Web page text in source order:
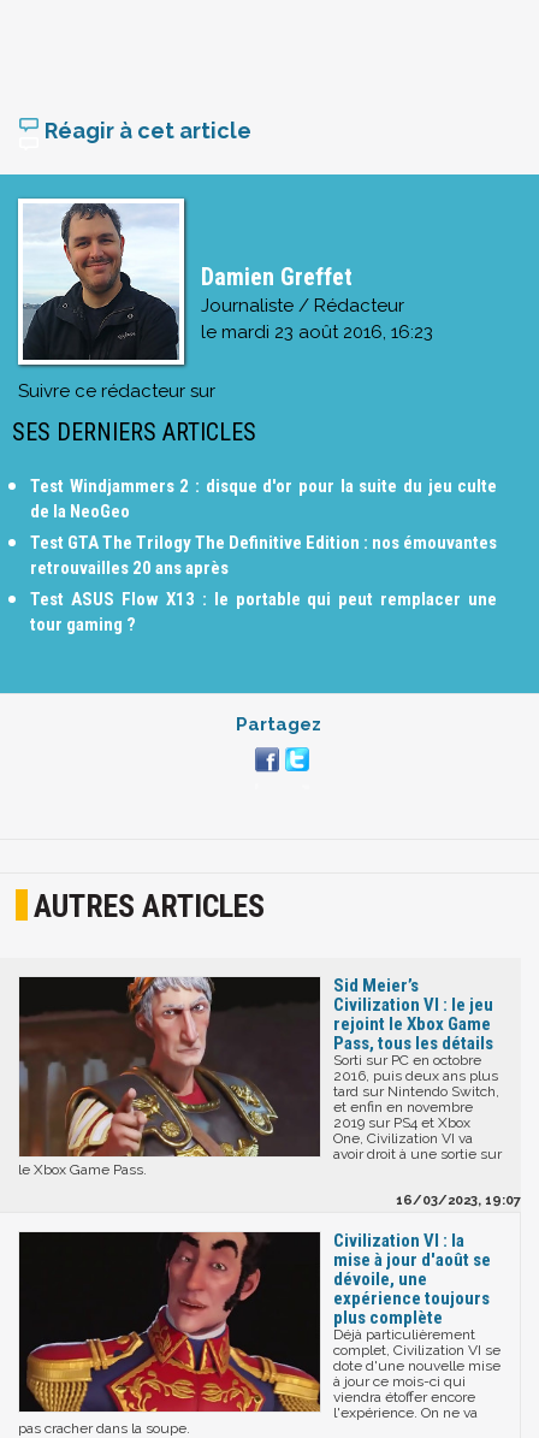
Réagir à cet article
Damien Greffet
Journaliste / Rédacteur
le mardi 23 août 2016, 16:23
Suivre ce rédacteur sur
SES DERNIERS ARTICLES
Test Windjammers 2 : disque d'or pour la suite du jeu culte
de la NeoGeo
Test GTA The Trilogy The Definitive Edition : nos émouvantes
retrouvailles 20 ans après
Test ASUS Flow X13 : le portable qui peut remplacer une
tour gaming ?
Partagez
AUTRES ARTICLES
Sid Meier’s
Civilization VI : le jeu
rejoint le Xbox Game
Pass, tous les détails
Sorti sur PC en octobre
2016, puis deux ans plus
tard sur Nintendo Switch,
et enfin en novembre
2019 sur PS4 et Xbox
One, Civilization VI va
avoir droit à une sortie sur
le Xbox Game Pass.
16/03/2023, 19:07
Civilization VI : la
mise à jour d'août se
dévoile, une
expérience toujours
plus complète
Déjà particulièrement
complet, Civilization VI se
dote d'une nouvelle mise
à jour ce mois-ci qui
viendra étoffer encore
l'expérience. On ne va
pas cracher dans la soupe.